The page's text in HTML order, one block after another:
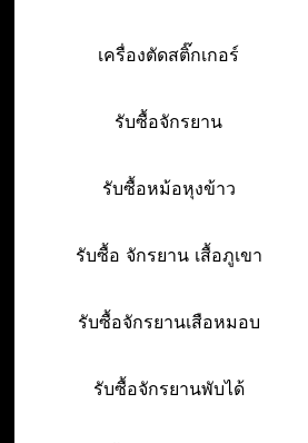
เครื่องตัดสติ๊กเกอร์
รับซื้อจักรยาน
รับซื้อหม้อหุงข้าว
รับซื้อ จักรยาน เสื้อภูเขา
รับซื้อจักรยานเสือหมอบ
รับซื้อจักรยานพับได้